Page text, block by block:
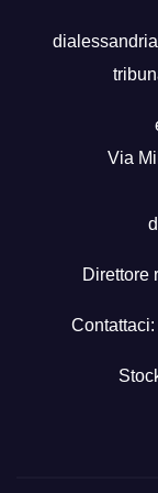
Via
Direttore
Contattaci: